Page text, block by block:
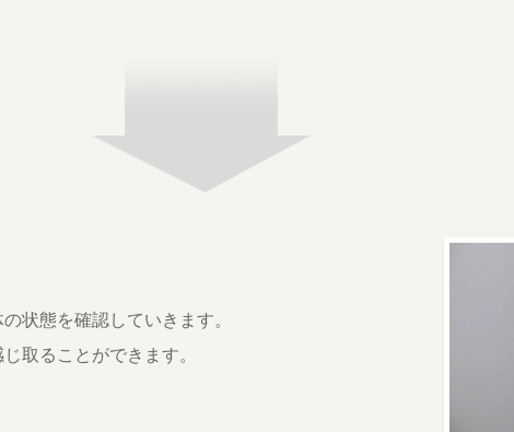
状態を確認していきます。
取ることができます。